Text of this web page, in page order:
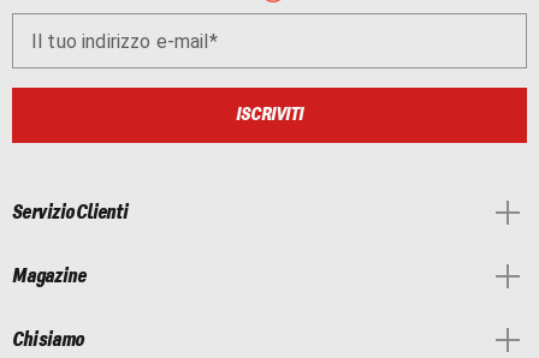
Il tuo indirizzo e-mail
ISCRIVITI
Servizio Clienti
Magazine
Chi siamo